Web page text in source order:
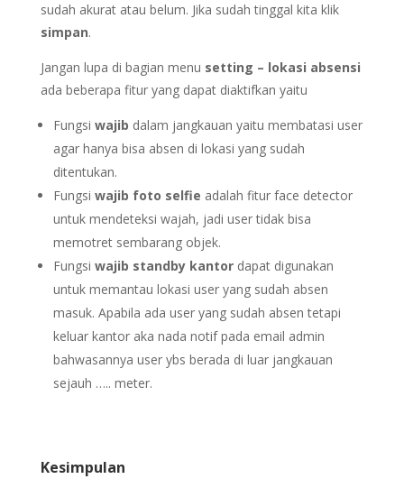
sudah akurat atau belum. Jika sudah tinggal kita klik
simpan.
Jangan lupa di bagian menu setting – lokasi absensi
ada beberapa fitur yang dapat diaktifkan yaitu
Fungsi wajib dalam jangkauan yaitu membatasi user
agar hanya bisa absen di lokasi yang sudah
ditentukan.
Fungsi wajib foto selfie adalah fitur face detector
untuk mendeteksi wajah, jadi user tidak bisa
memotret sembarang objek.
Fungsi wajib standby kantor dapat digunakan
untuk memantau lokasi user yang sudah absen
masuk. Apabila ada user yang sudah absen tetapi
keluar kantor aka nada notif pada email admin
bahwasannya user ybs berada di luar jangkauan
sejauh ….. meter.
Kesimpulan